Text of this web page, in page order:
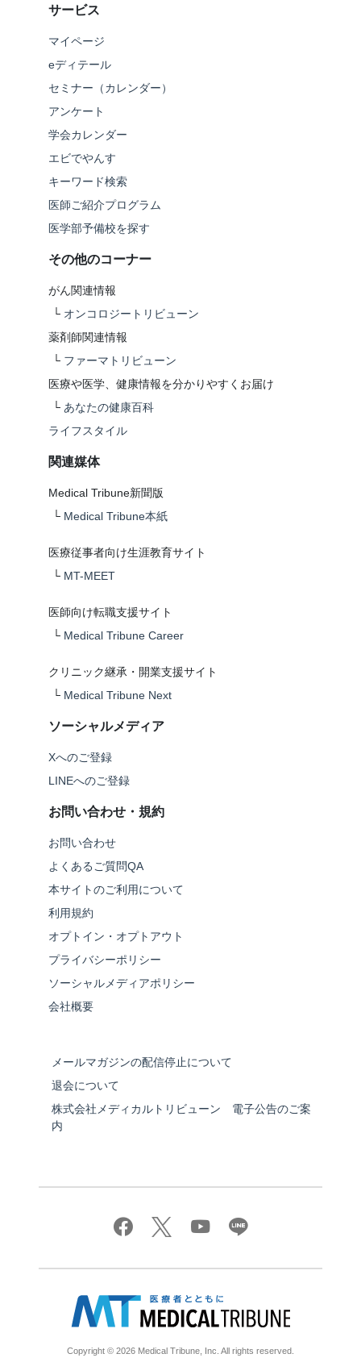
サービス
マイページ
eディテール
セミナー（カレンダー）
アンケート
学会カレンダー
エビでやんす
キーワード検索
医師ご紹介プログラム
医学部予備校を探す
その他のコーナー
がん関連情報
└ オンコロジートリビューン
薬剤師関連情報
└ ファーマトリビューン
医療や医学、健康情報を分かりやすくお届け
└ あなたの健康百科
ライフスタイル
関連媒体
Medical Tribune新聞版
└ Medical Tribune本紙
医療従事者向け生涯教育サイト
└ MT-MEET
医師向け転職支援サイト
└ Medical Tribune Career
クリニック継承・開業支援サイト
└ Medical Tribune Next
ソーシャルメディア
Xへのご登録
LINEへのご登録
お問い合わせ・規約
お問い合わせ
よくあるご質問QA
本サイトのご利用について
利用規約
オプトイン・オプトアウト
プライバシーポリシー
ソーシャルメディアポリシー
会社概要
メールマガジンの配信停止について
退会について
株式会社メディカルトリビューン 電子公告のご案
内
Copyright © 2026 Medical Tribune, Inc. All rights reserved.